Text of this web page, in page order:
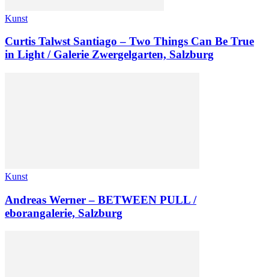
Kunst
Curtis Talwst Santiago – Two Things Can Be True
in Light / Galerie Zwergelgarten, Salzburg
Kunst
Andreas Werner – BETWEEN PULL /
eborangalerie, Salzburg